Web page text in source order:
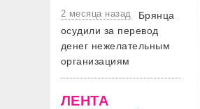
2 месяца назад
Брянца
осудили за перевод
денег нежелательным
организациям
ЛЕНТА